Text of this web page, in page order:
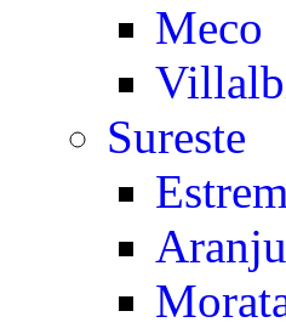
Meco
Sureste